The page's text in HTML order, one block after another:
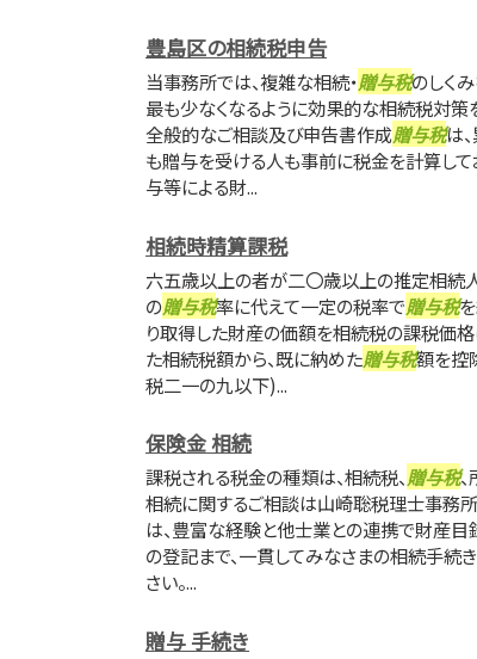
豊島区の相続税申告
当事務所では、複雑な相続・贈与税のしく
最も少なくなるように効果的な相続税対
全般的なご相談及び申告書作成贈与税は
も贈与を受ける人も事前に税金を計算し
与等による財...
相続時精算課税
六五歳以上の者が二〇歳以上の推定相続
の贈与税率に代えて一定の税率で贈与税
り取得した財産の価額を相続税の課税価
た相続税額から、既に納めた贈与税額を控
税二一の九以下)...
保険金 相続
課税される税金の種類は、相続税、贈与税
相続に関するご相談は山崎聡税理士事務
は、豊富な経験と他士業との連携で財産
の登記まで、一貫してみなさまの相続手続
さい。...
贈与 手続き